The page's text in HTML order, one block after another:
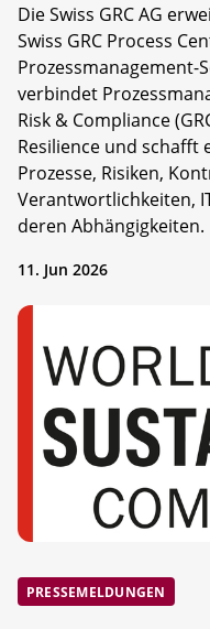
Die Swiss GRC AG
Swiss GRC Process
Prozessmanagement-
verbindet
Risk & Compliance
Resilience und schafft
Prozesse, Risiken,
Verantwortlichkeiten,
deren Abhängigkeiten.
11. Jun 2026
PRESSEMELDUNGEN